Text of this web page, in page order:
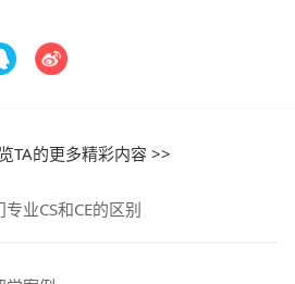
TA的更多精彩内容 >>
业CS和CE的区别